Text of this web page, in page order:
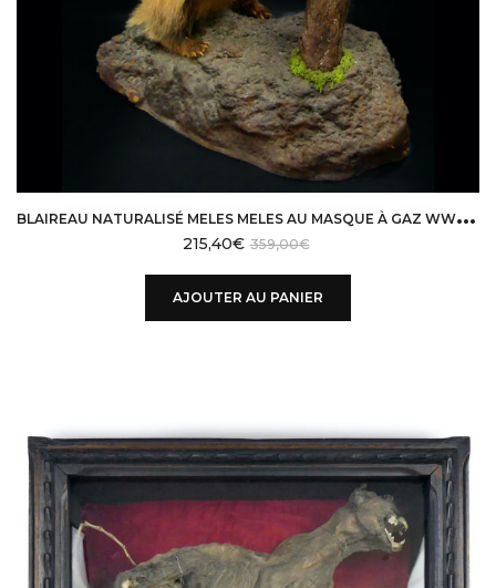
B
LAIREAU NATURALISÉ MELES MELES AU MASQUE À GAZ WW2 TAXIDERMIE
359,00€
215,40€
AJOUTER AU PANIER